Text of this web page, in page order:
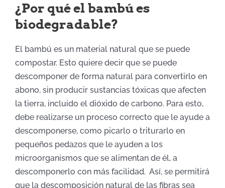
¿Por qué el bambú es
biodegradable?
El bambú es un material natural que se puede
compostar. Esto quiere decir que se puede
descomponer de forma natural para convertirlo en
abono, sin producir sustancias tóxicas que afecten
la tierra, incluido el dióxido de carbono. Para esto,
debe realizarse un proceso correcto que le ayude a
descomponerse, como picarlo o triturarlo en
pequeños pedazos que le ayuden a los
microorganismos que se alimentan de él, a
descomponerlo con más facilidad. Así, se permitirá
que la descomposición natural de las fibras sea